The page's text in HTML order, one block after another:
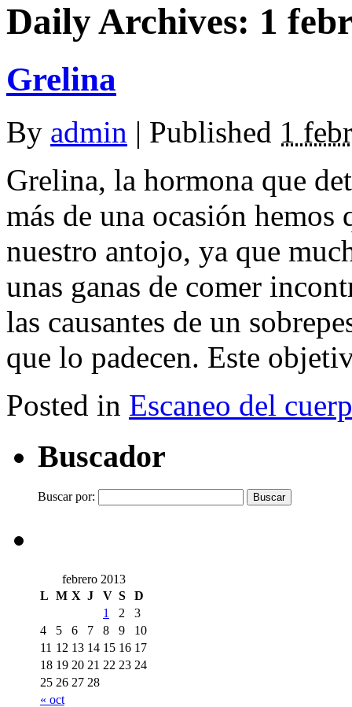
Daily Archives: 1
Grelina
By admin | Published 1
Grelina, la hormona que
más de una ocasión
nuestro antojo, ya que
unas ganas de comer
las causantes de un
que lo padecen. Este
Posted in Escaneo del
Buscador
Buscar por:
febrero 2013
L M X J V S D
« oct
1 2
3
4
5 6 7 8 9
10
11 12 13 14 15 16 17
18 19 20 21 22 23 24
25 26 27 28